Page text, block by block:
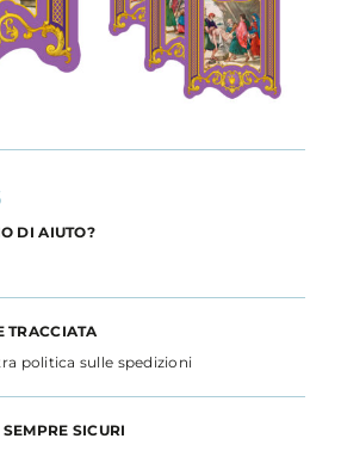
DI AIUTO?
TRACCIATA
politica sulle spedizioni
SICURI